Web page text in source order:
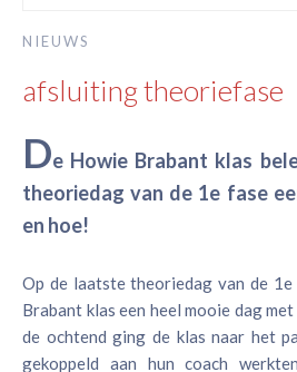
NIEUWS
afsluiting theoriefase
De Howie Brabant klas
theoriedag van de 1e fase
en hoe!
Op de laatste theoriedag van de
Brabant klas een heel mooie dag
de ochtend ging de klas naar het
gekoppeld aan hun coach